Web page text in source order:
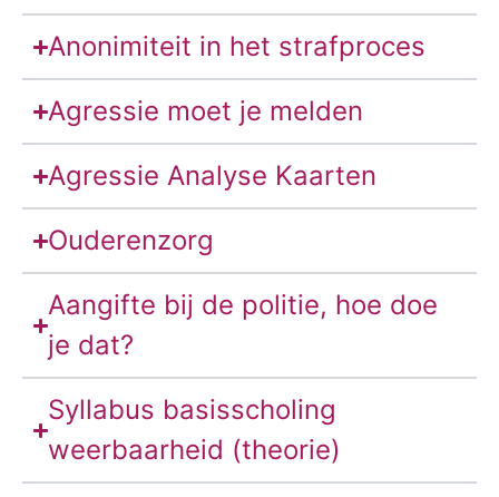
Anonimiteit in het strafproces
Agressie moet je melden
Agressie Analyse Kaarten
Ouderenzorg
Aangifte bij de politie, hoe doe
je dat?
Syllabus basisscholing
weerbaarheid (theorie)